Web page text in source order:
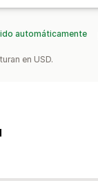
automáticamente
en USD.